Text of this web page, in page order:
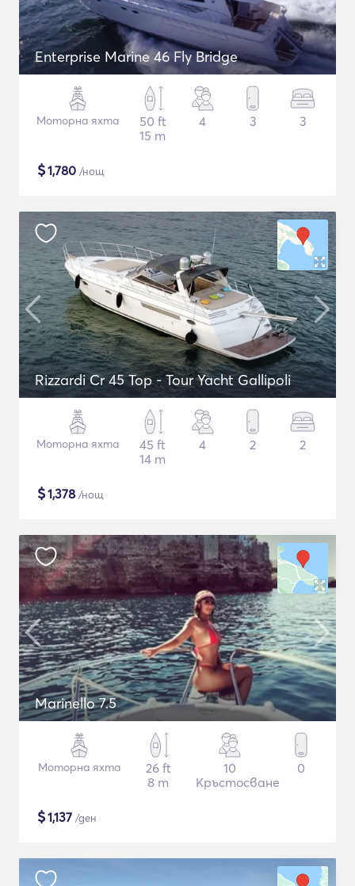
Enterprise Marine 46 Fly Bridge
Моторна яхта
50 ft
15 m
4 3 3
$1,780 /нощ
Rizzardi Cr 45 Top - Tour Yacht Gallipoli
Моторна яхта
45 ft
14 m
4 2 2
$1,378 /нощ
Marinello 7.5
Моторна яхта
26 ft
8 m
10
Кръстосване
0
$1,137 /ден